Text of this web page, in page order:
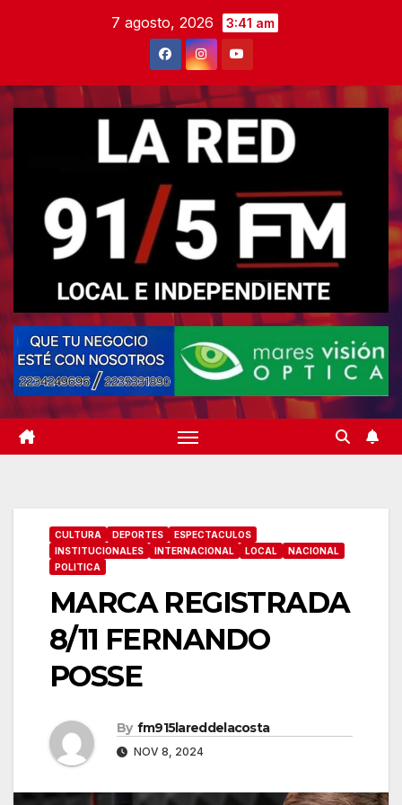
7 agosto, 2026 3:41 am
CULTURA DEPORTES
ESPECTACULOS
INSTITUCIONALES
INTERNACIONAL LOCAL
NACIONAL
POLITICA
MARCA REGISTRADA
8/11 FERNANDO
POSSE
By fm915lareddelacosta
NOV 8, 2024